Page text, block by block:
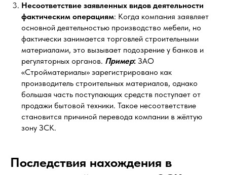
Несоответствие заявленных видов деятельности
фактическим операциям: Когда компания заявляет
основной деятельностью производство мебели, но
фактически занимается торговлей строительными
материалами, это вызывает подозрение у банков и
регуляторных органов. Пример: ЗАО
«Стройматериалы» зарегистрировано как
производитель строительных материалов, однако
большая часть поступающих средств поступает от
продажи бытовой техники. Такое несоответствие
становится причиной перевода компании в жёлтую
зону ЗСК.
Последствия нахождения в